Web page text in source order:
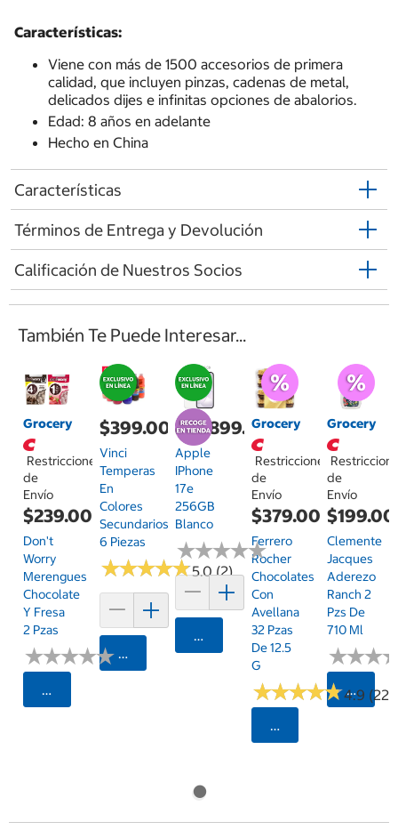
Características:
Viene con más de 1500 accesorios de primera
calidad, que incluyen pinzas, cadenas de metal,
delicados dijes e infinitas opciones de abalorios.
​Edad: 8 años en adelante
Hecho en China
Características
Términos de Entrega y Devolución
Calificación de Nuestros Socios
También Te Puede Interesar...
Grocery
Restricciones
de
Envío
$239.00
Don't
Worry
Merengues
Chocolate
Y Fresa
2 Pzas
★★★★★
★★★★★
Seleccionar Código Postal
$399.00
Vinci
Temperas
En
Colores
Secundarios
6 Piezas
★★★★★
★★★★★5.0 (2)
Agregar
$14,899.00
Apple
IPhone
17e
256GB
Blanco
★★★★★
★★★★★
Agregar
Grocery
Restricciones
de
Envío
$379.00
Ferrero
Rocher
Chocolates
Con
Avellana
32 Pzas
De 12.5
G
★★★★★
★★★★★4.9 (22)
Seleccionar
Grocery
de
Envío
$199.00
Clemente
Jacques
Aderezo
Ranch 2
Pzs De
710 Ml
★★★
★★★